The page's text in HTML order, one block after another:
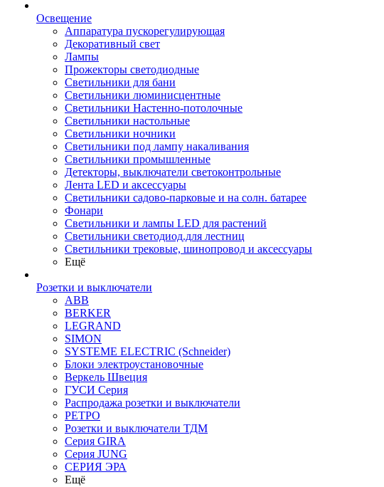
Освещение
Аппаратура пускорегулирующая
Декоративный свет
Лампы
Прожекторы светодиодные
Светильники для бани
Светильники люминисцентные
Светильники Настенно-потолочные
Светильники настольные
Светильники ночники
Светильники под лампу накаливания
Светильники промышленные
Детекторы, выключатели светоконтрольные
Лента LED и аксессуары
Светильники садово-парковые и на солн. батарее
Фонари
Светильники и лампы LED для растений
Светильники светодиод.для лестниц
Светильники трековые, шинопровод и аксессуары
Ещё
Розетки и выключатели
ABB
BERKER
LEGRAND
SIMON
SYSTEME ELECTRIC (Schneider)
Блоки электроустановочные
Веркель Швеция
ГУСИ Серия
Распродажа розетки и выключатели
РЕТРО
Розетки и выключатели ТДМ
Серия GIRA
Серия JUNG
СЕРИЯ ЭРА
Ещё